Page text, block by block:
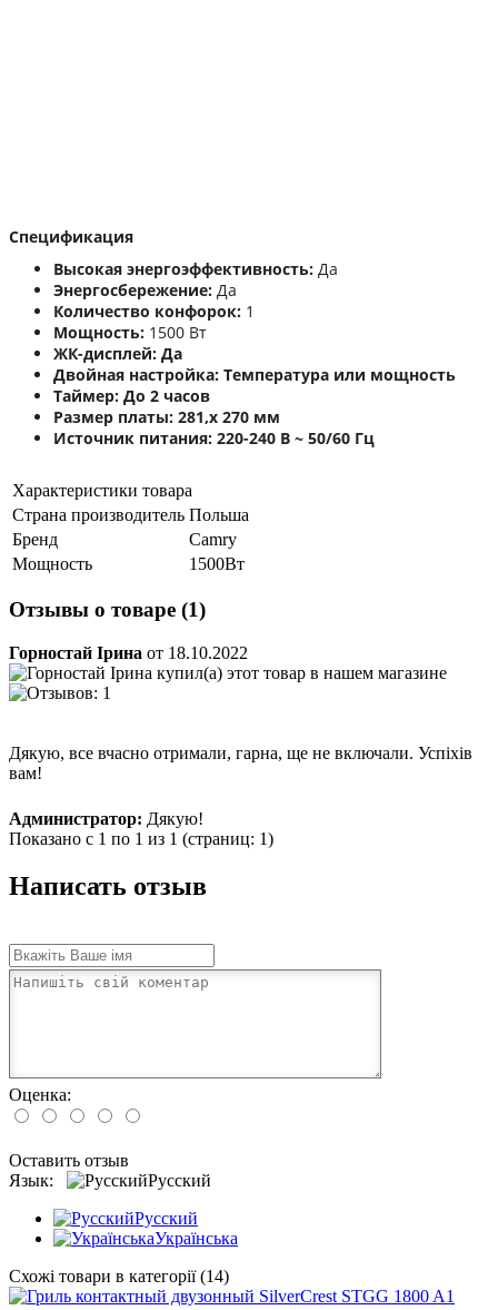
Спецификация
Высокая энергоэффективность: Да
Энергосбережение: Да
Количество конфорок: 1
Мощность: 1500 Вт
ЖК-дисплей: Да
Двойная настройка: Температура или мощность
Таймер: До 2 часов
Размер платы: 281,x 270 мм
Источник питания: 220-240 В ~ 50/60 Гц
Характеристики товара
Страна производитель Польша
Бренд
Camry
Мощность
1500Вт
Отзывы о товаре (1)
Горностай Ірина от 18.10.2022
Дякую, все вчасно отримали, гарна, ще не включали. Успіхів
вам!
Администратор: Дякую!
Показано с 1 по 1 из 1 (страниц: 1)
Написать отзыв
Оценка:
Оставить отзыв
Язык:
Русский
Русский
Українська
Схожі товари в категорії (14)